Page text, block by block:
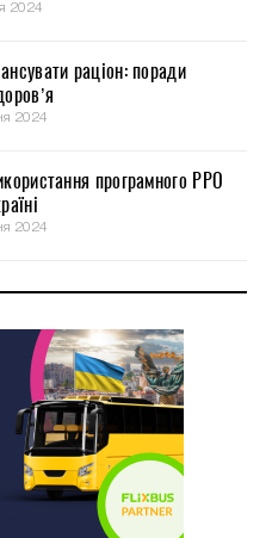
2024
раціон: поради
2024
програмного РРО
2024